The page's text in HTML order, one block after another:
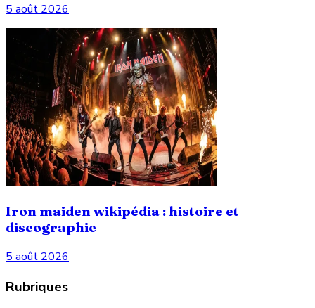
5 août 2026
Iron maiden wikipédia : histoire et
discographie
5 août 2026
Rubriques